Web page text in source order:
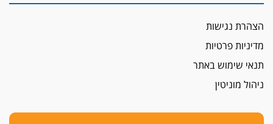
הצהרת נגישות
מדיניות פרטיות
תנאי שימוש באתר
ניהול מוניטין